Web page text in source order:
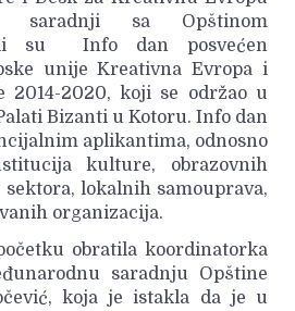
sa Opštinom
su Info dan posvećen
unije Kreativna Evropa i
2014-2020, koji se održao u
Bizanti u Kotoru. Info dan
aplikantima, odnosno
kulture, obrazovnih
lokalnih samouprava,
organizacija.
obratila koordinatorka
saradnju Opštine
koja je istakla da je u